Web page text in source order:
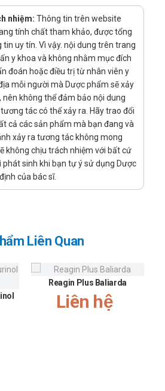
trên bệnh nhân bị suy gan mức độ
toàn và hiệu quả của Tolperison trên trẻ
được khẳng định.
uống.
chống chỉ định dùng trong trường hợp
hoặc các chất có cấu trúc hóa học
thuốc Mydocalm
các tác dụng không mong muốn gặp
không mong muốn khi sử dụng
các biểu hiện trên da, mô dưới da, các
nhiệm: Thông tin trên website
tính chất tham khảo, được tổng
uy tín. Vì vậy. nội dung trên trang
y khoa và không nhằm mục đích
đoán hoặc điều trị từ nhân viên y
mỗi người mà Dược phẩm sẽ xảy
không thể đảm bảo nội dung
tác có thể xảy ra. Hãy trao đổi
cả các sản phẩm mà bạn đang và
xảy ra tương tác không mong
không chịu trách nhiệm với bất cứ
sinh khi bạn tự ý sử dụng Dược
của bác sĩ.
Liên Quan
Reagin Plus Baliarda
Liên hệ